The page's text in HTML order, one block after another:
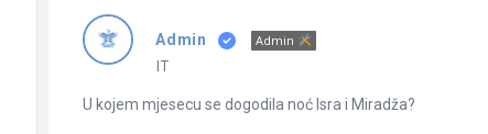
Admin Admin
IT
U kojem mjesecu se dogodila noć Isra i Miradža?